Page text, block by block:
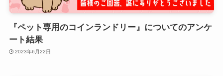
『ペット専用のコインランドリー』についてのアンケ
ート結果
2023年6月22日